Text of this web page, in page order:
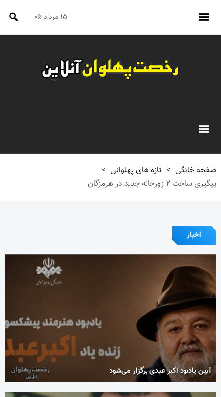
۱۵ مرداد ۰۵
صفحه خانگی > تازه های پهلوانی >
پیگیری ساخت ۲ زورخانه جدید در هرمزگان
اخبار
آیین یادبود اکبر عبدی برگزار می‌شود